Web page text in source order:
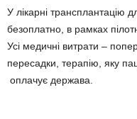
У лікарні трансплантацію
безоплатно, в рамках
Усі медичні витрати –
пересадки, терапію, яку
оплачує держава.